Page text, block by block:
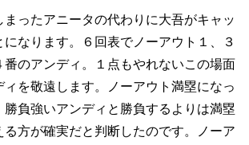
ったアニータの代わりに大吾がキャッ
なります。６回表でノーアウト１、３
番のアンディ。１点もやれないこの場面
ィを敬遠します。ノーアウト満塁になっ
勝負強いアンディと勝負するよりは満塁
る方が確実だと判断したのです。ノーア